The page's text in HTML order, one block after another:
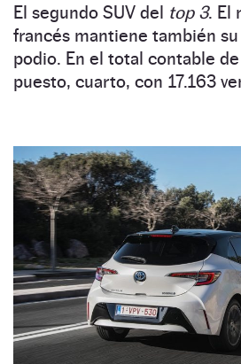
El segundo SUV del top 3. El
francés mantiene también
podio. En el total contable
puesto, cuarto, con 17.163